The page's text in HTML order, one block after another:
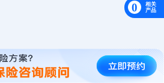
0 相关
产品